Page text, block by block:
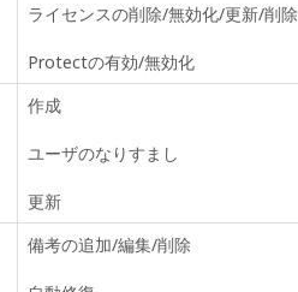
ライセンスの削除/無効化/更新/削除
Protectの有効/無効化
作成
ユーザのなりすまし
更新
備考の追加/編集/削除